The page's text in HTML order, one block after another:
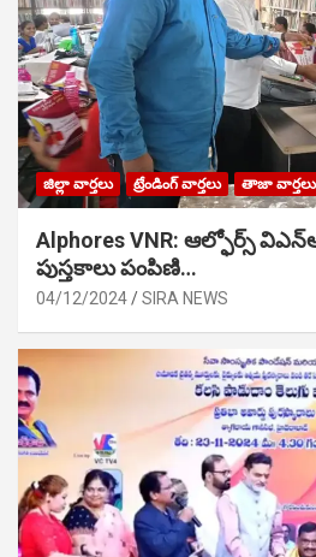
జిల్లా వార్తలు ట్రేండింగ్ వార్తలు తాజా వార్తలు
Alphores VNR: ఆల్ఫోర్స్
పుస్తకాలు పంపిణి…
04/12/2024 SIRA NEWS